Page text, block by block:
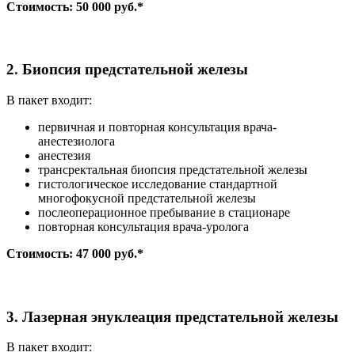
Стоимость: 50 000 руб.*
2. Биопсия предстательной железы
В пакет входит:
первичная и повторная консультация врача-
анестезиолога
анестезия
трансректальная биопсия предстательной железы
гистологическое исследование стандартной
многофокусной предстательной железы
послеоперационное пребывание в стационаре
повторная консультация врача-уролога
Стоимость: 47 000 руб.*
3. Лазерная энуклеация предстательной железы
В пакет входит: